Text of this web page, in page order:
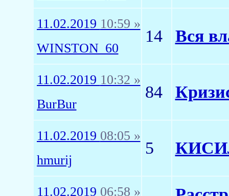
11.02.2019 10:59 »
WINSTON_60
14 Вся
11.02.2019 10:32 »
BurBur
84
11.02.2019 08:05 »
hmurij
5
11.02.2019 06:58 »